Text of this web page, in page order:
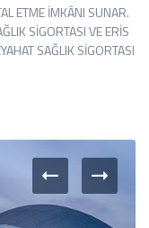
ETME İMKÂNI SUNAR.
SİGORTASI VE ERİS
SAĞLIK SİGORTASI